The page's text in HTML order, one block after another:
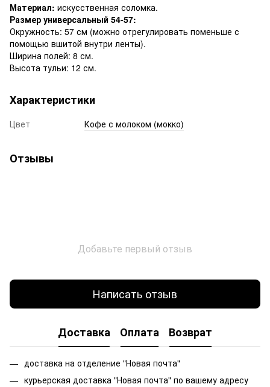
Материал: искусственная соломка.
Размер универсальный 54-57:
Окружность: 57 см (можно отрегулировать поменьше с
помощью вшитой внутри ленты).
Ширина полей: 8 см.
Высота тульи: 12 см.
Характеристики
Цвет Кофе с молоком (мокко)
Отзывы
Добавьте первый отзыв
Написать отзыв
Доставка Оплата Возврат
доставка на отделение "Новая почта"
курьерская доставка "Новая почта" по вашему адресу